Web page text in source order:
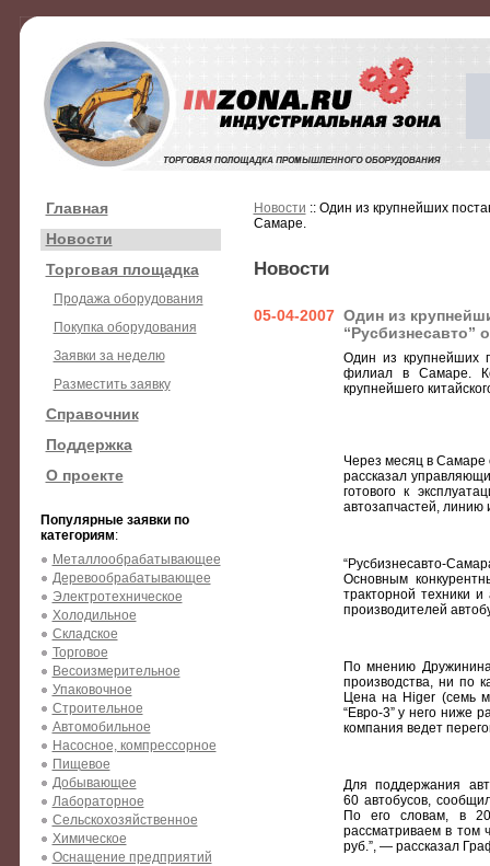
Главная
Новости
Торговая площадка
Продажа оборудования
Покупка оборудования
Заявки за неделю
Разместить заявку
Справочник
Поддержка
О проекте
Популярные заявки по
категориям:
Металлообрабатывающее
Деревообрабатывающее
Электротехническое
Холодильное
Складское
Торговое
Весоизмерительное
Упаковочное
Строительное
Автомобильное
Насосное, компрессорное
Пищевое
Добывающее
Лабораторное
Сельскохозяйственное
Химическое
Оснащение предприятий
Новости :: Один из крупнейших
Самаре.
Новости
05-04-2007 Один из
“Русбизнесавто”
Один из крупнейших
филиал в Самаре.
крупнейшего
Через месяц в Самаре
рассказал
готового к
автозапчастей, линию
“Русбизнесавто-
Основным
тракторной техники и
производителей
По мнению
производства, ни по
Цена на Higer (семь
“Евро-3” у него ниже
компания ведет
Для поддержания
60 автобусов,
По его словам, в
рассматриваем в том
руб.”, — рассказал